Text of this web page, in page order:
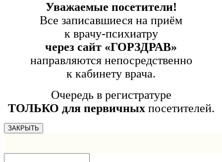
Уважаемые посетители!
Все записавшиеся на приём
к врачу-психиатру
через сайт «ГОРЗДРАВ»
направляются непосредственно
к кабинету врача.
Очередь в регистратуре
ТОЛЬКО для первичныхпосетителей.
ЗАКРЫТЬ